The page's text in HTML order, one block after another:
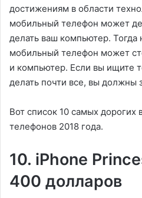
достижениям в области
мобильный телефон может
делать ваш компьютер. Тогда
мобильный телефон может
и компьютер. Если вы ищите
делать почти все, вы должны
Вот список 10 самых
телефонов 2018 года.
10. iPhone
400 долларов